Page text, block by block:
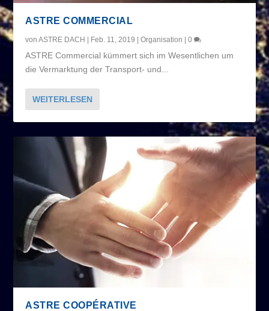
ASTRE COMMERCIAL
vonASTRE DACH | Feb. 11, 2019 |Organisation |0
ASTRE Commercial kümmert sich im Wesentlichen um
die Vermarktung der Transport- und...
WEITERLESEN
ASTRE COOPÉRATIVE